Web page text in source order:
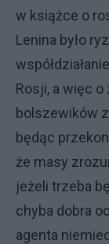
w książce o
Lenina było
Rosji, a więc
bolszewików
będąc
że masy
jeżeli trzeba
chyba dobra
agenta